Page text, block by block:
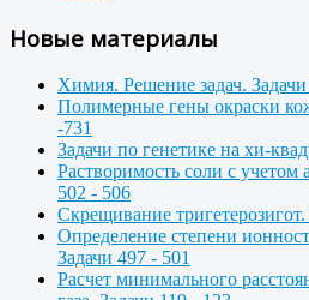
Новые материалы
Химия. Решение задач. Задачи
Полимерные гены окраски
-731
Задачи по генетике на хи-
Растворимость соли с учетом
502 - 506
Скрещивание тригетерозигот.
Определение степени
Задачи 497 - 501
Расчет минимального